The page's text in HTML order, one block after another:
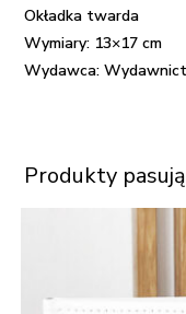
Okładka twarda
Wymiary: 13×17 cm
Wydawca:
Produkty